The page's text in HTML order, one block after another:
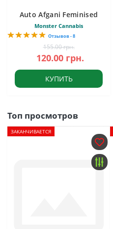
Auto Afgani Feminised
Monster Cannabis
Отзывов - 8
155.00 грн.
120.00 грн.
КУПИТЬ
Топ просмотров
ЗАКАНЧИВАЕТСЯ